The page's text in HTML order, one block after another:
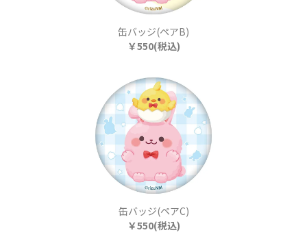
缶バッジ(ペアB)
￥550(税込)
缶バッジ(ペアC)
￥550(税込)